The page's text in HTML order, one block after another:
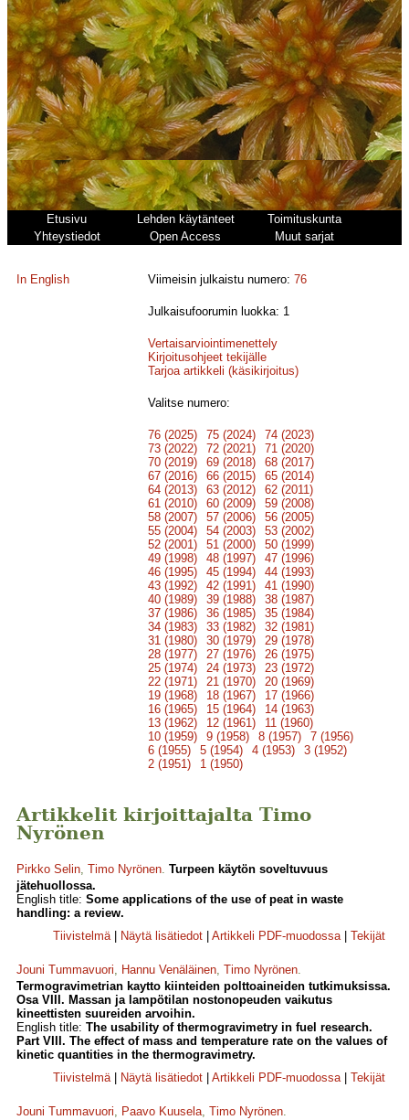
Etusivu Lehden käytänteet
Toimituskunta
Yhteystiedot
Open Access Muut sarjat
In English Viimeisin julkaistu numero:76
Julkaisufoorumin luokka: 1
Vertaisarviointimenettely
Kirjoitusohjeet tekijälle
Tarjoa artikkeli (käsikirjoitus)
Valitse numero:
76 (2025) 75 (2024)
74 (2023)
73 (2022)
72 (2021)
71 (2020)
70 (2019)
69 (2018)
68 (2017)
67 (2016)
66 (2015)
65 (2014)
64 (2013)
63 (2012)
62 (2011)
61 (2010)
60 (2009)
59 (2008)
58 (2007)
57 (2006)
56 (2005)
55 (2004)
54 (2003)
53 (2002)
52 (2001)
51 (2000)
50 (1999)
49 (1998)
48 (1997)
47 (1996)
46 (1995)
45 (1994)
44 (1993)
43 (1992)
42 (1991)
41 (1990)
40 (1989)
39 (1988)
38 (1987)
37 (1986)
36 (1985)
35 (1984)
34 (1983)
33 (1982)
32 (1981)
31 (1980)
30 (1979)
29 (1978)
28 (1977)
27 (1976)
26 (1975)
25 (1974)
24 (1973)
23 (1972)
22 (1971)
21 (1970)
20 (1969)
19 (1968)
18 (1967)
17 (1966)
16 (1965)
15 (1964)
14 (1963)
13 (1962)
12 (1961)
11 (1960)
10 (1959)
9 (1958) 8 (1957)
7 (1956)
6 (1955)
5 (1954) 4 (1953)
3 (1952)
2 (1951)
1 (1950)
Artikkelit kirjoittajalta Timo
Nyrönen
Pirkko Selin, Timo Nyrönen. Turpeen käytön soveltuvuus
jätehuollossa.
English title: Some applications of the use of peat in waste
handling: a review.
Tiivistelmä| Näytä lisätiedot Artikkeli PDF-muodossa| Tekijät
Jouni Tummavuori, Hannu Venäläinen, Timo Nyrönen.
Termogravimetrian kaytto kiinteiden polttoaineiden tutkimuksissa.
Osa VIII. Massan ja lampötilan nostonopeuden vaikutus
kineettisten suureiden arvoihin.
English title: The usability of thermogravimetry in fuel research.
Part VIII. The effect of mass and temperature rate on the values of
kinetic quantities in the thermogravimetry.
Tiivistelmä| Näytä lisätiedot Artikkeli PDF-muodossa| Tekijät
Jouni Tummavuori, Paavo Kuusela, Timo Nyrönen.